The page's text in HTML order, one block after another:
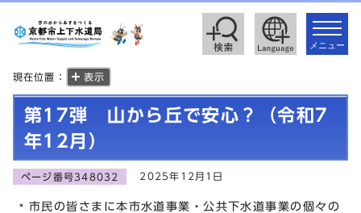
toggle
メニュー
現在位置： 表示
第17弾 山から丘で安心？（令和7
年12月）
ページ番号348032 2025年12月1日
市民の皆さまに本市水道事業・公共下水道事業の個々の